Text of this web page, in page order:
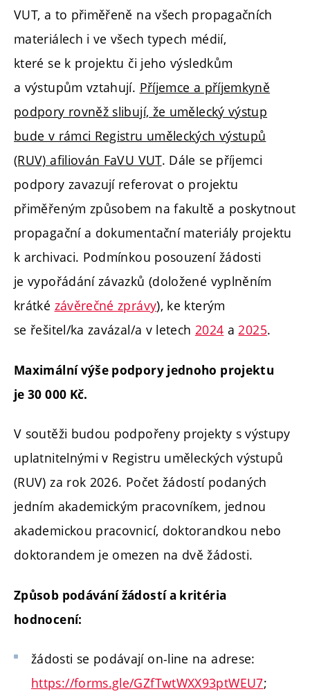
VUT, a to přiměřeně na všech propagačních
materiálech i ve všech typech médií,
které se k projektu či jeho výsledkům
a výstupům vztahují. Příjemce a příjemkyně
podpory rovněž slibují, že umělecký výstup
bude v rámci Registru uměleckých výstupů
(RUV) afiliován FaVU VUT. Dále se příjemci
podpory zavazují referovat o projektu
přiměřeným způsobem na fakultě a poskytnout
propagační a dokumentační materiály projektu
k archivaci. Podmínkou posouzení žádosti
je vypořádání závazků (doložené vyplněním
krátké závěrečné zprávy), ke kterým
se řešitel/ka zavázal/a v letech 2024 a2025.
Maximální výše podpory jednoho projektu
je 30 000 Kč.
V soutěži budou podpořeny projekty s výstupy
uplatnitelnými v Registru uměleckých výstupů
(RUV) za rok 2026. Počet žádostí podaných
jedním akademickým pracovníkem, jednou
akademickou pracovnicí, doktorandkou nebo
doktorandem je omezen na dvě žádosti.
Způsob podávání žádostí a kritéria
hodnocení:
žádosti se podávají on-line na adrese:
https://forms.gle/GZfTwtWXX93ptWEU7;